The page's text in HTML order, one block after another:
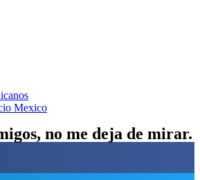
Mexico
no me deja de mirar.